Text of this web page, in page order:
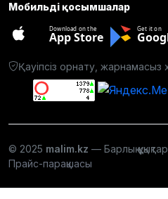
Мобильді қосымшалар
Download on the
App Store
Get it on
Қауіпсіз орнату, жарнамасыз
© 2025 malim.kz — Барлық
Прайс-парақшасы